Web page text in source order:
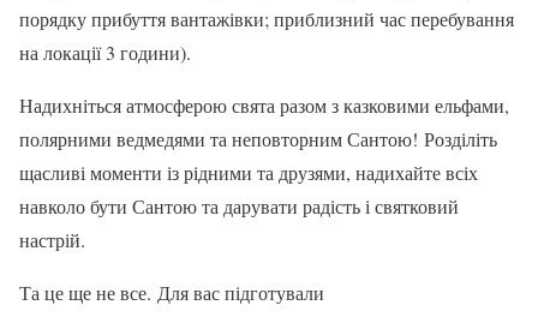
порядку прибуття вантажівки; приблизний час перебування
на локації 3 години).
Надихніться атмосферою свята разом з казковими ельфами,
полярними ведмедями та неповторним Сантою! Розділіть
щасливі моменти із рідними та друзями, надихайте всіх
навколо бути Сантою та дарувати радість і святковий
настрій.
Та це ще не все. Для вас підготували